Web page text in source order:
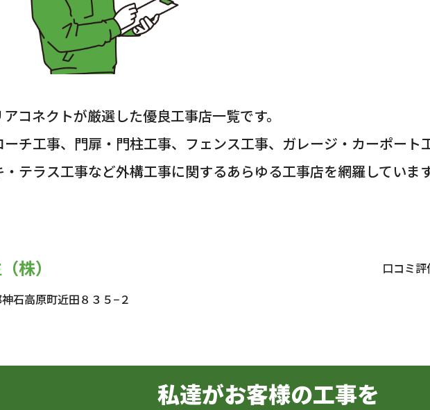
コネクトが厳選した優良工事店一覧です。
ーチ工事、門扉・門柱工事、フェンス工事、ガレージ・カーポート
・テラス工事など外構工事に関するあらゆる工事店を網羅しています
株） 口コミ評
石高原町近田８３５−２
私達がお客様の工事を